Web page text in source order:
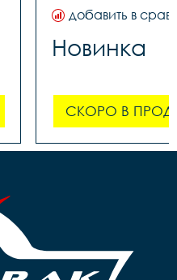
добавить в
Новинка
СКОРО В